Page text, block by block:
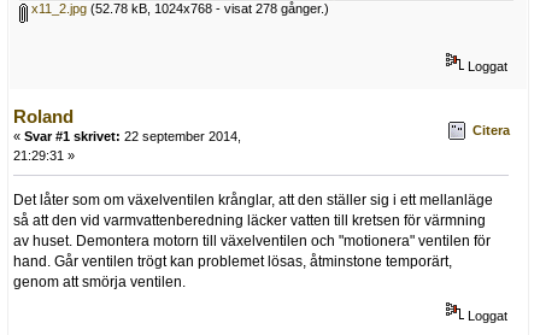
x11_2.jpg (52.78 kB, 1024x768 - visat 278 gånger.)
Loggat
Roland
« Svar #1 skrivet: 22 september 2014,
21:29:31 »
Citera
Det låter som om växelventilen krånglar, att den ställer sig i ett mellanläge
så att den vid varmvattenberedning läcker vatten till kretsen för värmning
av huset. Demontera motorn till växelventilen och "motionera" ventilen för
hand. Går ventilen trögt kan problemet lösas, åtminstone temporärt,
genom att smörja ventilen.
Loggat